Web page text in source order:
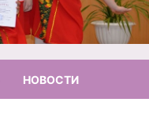
НОВОСТИ